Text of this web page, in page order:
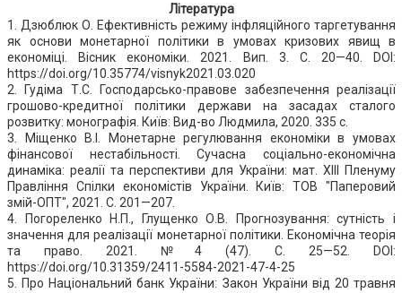
Література
1. Дзюблюк О. Ефективність режиму інфляційного таргетування
як основи монетарної політики в умовах кризових явищ в
економіці. Вісник економіки. 2021. Вип. 3. С. 20—40. DOI:
https://doi.org/10.35774/visnyk2021.03.020
2. Гудіма Т.С. Господарсько-правове забезпечення реалізації
грошово-кредитної політики держави на засадах сталого
розвитку: монографія. Київ: Вид-во Людмила, 2020. 335 с.
3. Міщенко В.І. Монетарне регулювання економіки в умовах
фінансової нестабільності. Сучасна соціально-економічна
динаміка: реалії та перспективи для України: мат. ХІІІ Пленуму
Правління Спілки економістів України. Київ: ТОВ "Паперовий
змій-ОПТ", 2021. С. 201—207.
4. Погореленко Н.П., Глущенко О.В. Прогнозування: сутність і
значення для реалізації монетарної політики. Економічна теорія
та право. 2021. №4 (47). С. 25—52. DOI:
https://doi.org/10.31359/2411-5584-2021-47-4-25
5. Про Національний банк України: Закон України від 20 травня